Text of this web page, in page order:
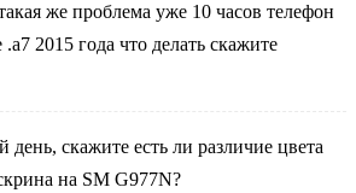
же проблема уже 10 часов телефон
2015 года что делать скажите
день, скажите есть ли различие цвета
на SM G977N?